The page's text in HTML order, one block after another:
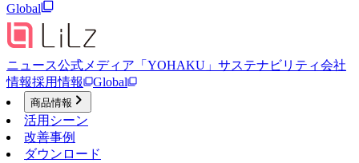
Global
ニュース公式メディア「YOHAKU」 サステナビリティ会社
情報採用情報 Global
商品情報
活用シーン
改善事例
ダウンロード